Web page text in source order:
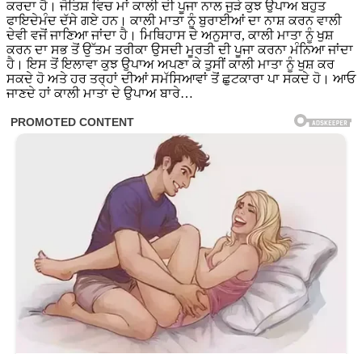
ਕਰਦਾ ਹੈ। ਜੋਤਿਸ਼ ਵਿਚ ਮਾਂ ਕਾਲੀ ਦੀ ਪੂਜਾ ਨਾਲ ਜੁੜੇ ਕੁਝ ਉਪਾਅ ਬਹੁਤ
ਫਾਇਦੇਮੰਦ ਦੱਸੇ ਗਏ ਹਨ। ਕਾਲੀ ਮਾਤਾ ਨੂੰ ਬੁਰਾਈਆਂ ਦਾ ਨਾਸ਼ ਕਰਨ ਵਾਲੀ
ਦੇਵੀ ਵਜੋਂ ਜਾਣਿਆ ਜਾਂਦਾ ਹੈ। ਮਿਥਿਹਾਸ ਦੇ ਅਨੁਸਾਰ, ਕਾਲੀ ਮਾਤਾ ਨੂੰ ਖੁਸ਼
ਕਰਨ ਦਾ ਸਭ ਤੋਂ ਉੱਤਮ ਤਰੀਕਾ ਉਸਦੀ ਮੂਰਤੀ ਦੀ ਪੂਜਾ ਕਰਨਾ ਮੰਨਿਆ ਜਾਂਦਾ
ਹੈ। ਇਸ ਤੋਂ ਇਲਾਵਾ ਕੁਝ ਉਪਾਅ ਅਪਣਾ ਕੇ ਤੁਸੀਂ ਕਾਲੀ ਮਾਤਾ ਨੂੰ ਖੁਸ਼ ਕਰ
ਸਕਦੇ ਹੋ ਅਤੇ ਹਰ ਤਰ੍ਹਾਂ ਦੀਆਂ ਸਮੱਸਿਆਵਾਂ ਤੋਂ ਛੁਟਕਾਰਾ ਪਾ ਸਕਦੇ ਹੋ। ਆਓ
ਜਾਣਦੇ ਹਾਂ ਕਾਲੀ ਮਾਤਾ ਦੇ ਉਪਾਅ ਬਾਰੇ…